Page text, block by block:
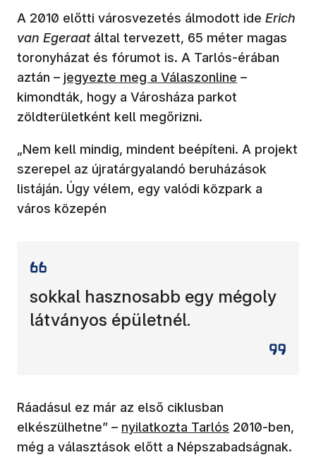
A 2010 előtti városvezetés álmodott ide Erich
van Egeraatáltal tervezett, 65 méter magas
toronyházat és fórumot is. A Tarlós-érában
aztán – (új ablakban nyílik meg)
jegyezte meg a Válaszonline –
kimondták, hogy a Városháza parkot
zöldterületként kell megőrizni.
„Nem kell mindig, mindent beépíteni. A projekt
szerepel az újratárgyalandó beruházások
listáján. Úgy vélem, egy valódi közpark a
város közepén
sokkal hasznosabb egy mégoly
látványos épületnél.
Ráadásul ez már az első ciklusban
elkészülhetne” – (új ablakban nyílik meg)
nyilatkozta Tarlós 2010-ben,
még a választások előtt a Népszabadságnak.